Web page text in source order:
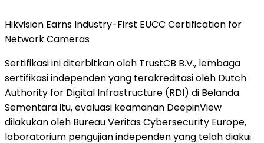
Hikvision Earns Industry-First EUCC Certification for
Network Cameras
Sertifikasi ini diterbitkan oleh TrustCB B.V., lembaga
sertifikasi independen yang terakreditasi oleh Dutch
Authority for Digital Infrastructure (RDI) di Belanda.
Sementara itu, evaluasi keamanan DeepinView
dilakukan oleh Bureau Veritas Cybersecurity Europe,
laboratorium pengujian independen yang telah diakui